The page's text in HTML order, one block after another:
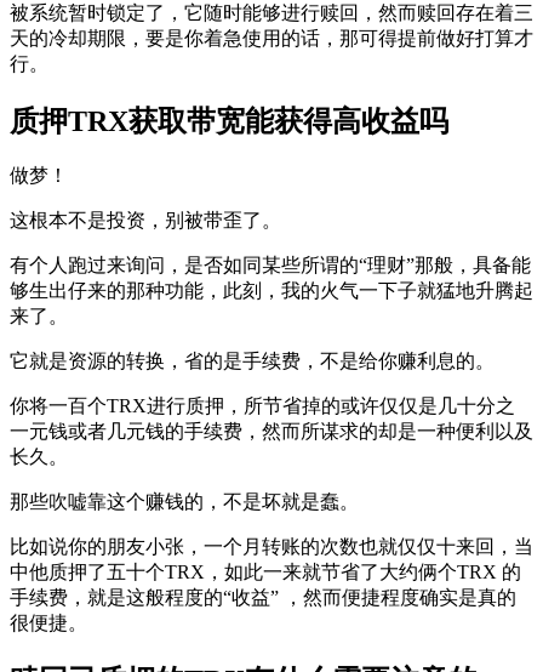
被系统暂时锁定了，它随时能够进行赎回，然而赎回存在着三
天的冷却期限，要是你着急使用的话，那可得提前做好打算才
行。
质押TRX获取带宽能获得高收益吗
做梦！
这根本不是投资，别被带歪了。
有个人跑过来询问，是否如同某些所谓的“理财”那般，具备能
够生出仔来的那种功能，此刻，我的火气一下子就猛地升腾起
来了。
它就是资源的转换，省的是手续费，不是给你赚利息的。
你将一百个TRX进行质押，所节省掉的或许仅仅是几十分之
一元钱或者几元钱的手续费，然而所谋求的却是一种便利以及
长久。
那些吹嘘靠这个赚钱的，不是坏就是蠢。
比如说你的朋友小张，一个月转账的次数也就仅仅十来回，当
中他质押了五十个TRX，如此一来就节省了大约俩个TRX 的
手续费，就是这般程度的“收益” ，然而便捷程度确实是真的
很便捷。